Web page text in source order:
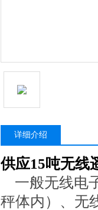
详细介绍
供应15吨无线
一般无线电
秤体内）、无